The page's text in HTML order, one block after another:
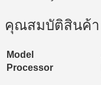
คุณสมบัติสินค้า
Model
Processor